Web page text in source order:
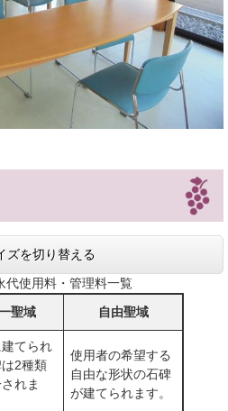
ズを切り替える
代使用料・管理料一覧
聖域 自由聖域
てられ
2種類
れま
使用者の希望する
自由な形状の石碑
が建てられます。